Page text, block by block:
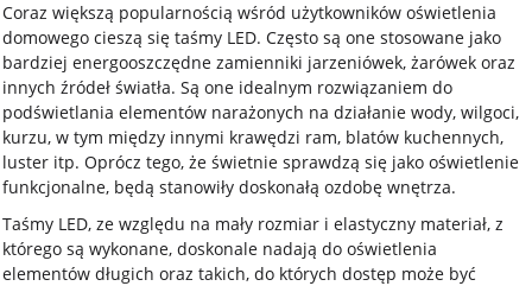
Coraz większą popularnością wśród użytkowników oświetlenia
domowego cieszą się taśmy LED. Często są one stosowane jako
bardziej energooszczędne zamienniki jarzeniówek, żarówek oraz
innych źródeł światła. Są one idealnym rozwiązaniem do
podświetlania elementów narażonych na działanie wody, wilgoci,
kurzu, w tym między innymi krawędzi ram, blatów kuchennych,
luster itp. Oprócz tego, że świetnie sprawdzą się jako oświetlenie
funkcjonalne, będą stanowiły doskonałą ozdobę wnętrza.
Taśmy LED, ze względu na mały rozmiar i elastyczny materiał, z
którego są wykonane, doskonale nadają do oświetlenia
elementów długich oraz takich, do których dostęp może być